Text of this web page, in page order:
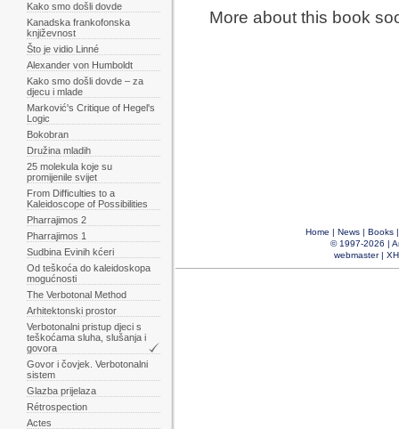
Kako smo došli dovde
Kanadska frankofonska
književnost
Što je vidio Linné
Alexander von Humboldt
Kako smo došli dovde – za
djecu i mlade
Marković's Critique of Hegel's
Logic
Bokobran
Družina mladih
25 molekula koje su
promijenile svijet
From Difficulties to a
Kaleidoscope of Possibilities
Pharrajimos 2
Pharrajimos 1
Sudbina Evinih kćeri
Od teškoća do kaleidoskopa
mogućnosti
The Verbotonal Method
Arhitektonski prostor
Verbotonalni pristup djeci s
teškoćama sluha, slušanja i
govora
Govor i čovjek. Verbotonalni
sistem
Glazba prijelaza
Rétrospection
Actes
More about this book
Home | News| Books
© 1997-2026 |
webmaster|